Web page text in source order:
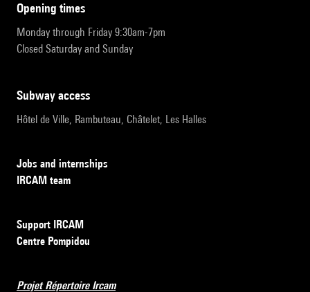
opening times
Monday through Friday 9:30am-7pm
Closed Saturday and Sunday
subway access
Hôtel de Ville, Rambuteau, Châtelet, Les Halles
Jobs and internships
IRCAM team
Support IRCAM
Centre Pompidou
Projet Répertoire Ircam